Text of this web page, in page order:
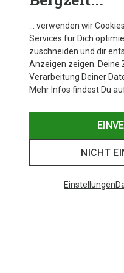
… verwenden wir
Services für Dich
zuschneiden und dir
Anzeigen zeigen.
Verarbeitung Deiner
Mehr Infos findest Du
NICHT
Einstellungen